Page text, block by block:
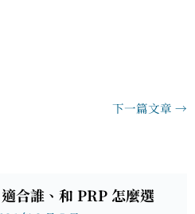
下一篇文章→
合誰、和 PRP 怎麼選